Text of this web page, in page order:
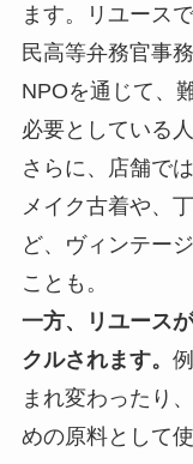
ます。リユース
民高等弁務官事
NPOを通じて、
必要としている
さらに、店舗で
メイク古着や、
ど、ヴィンテー
ことも。
一方、リユース
クルされます。
まれ変わったり
めの原料として